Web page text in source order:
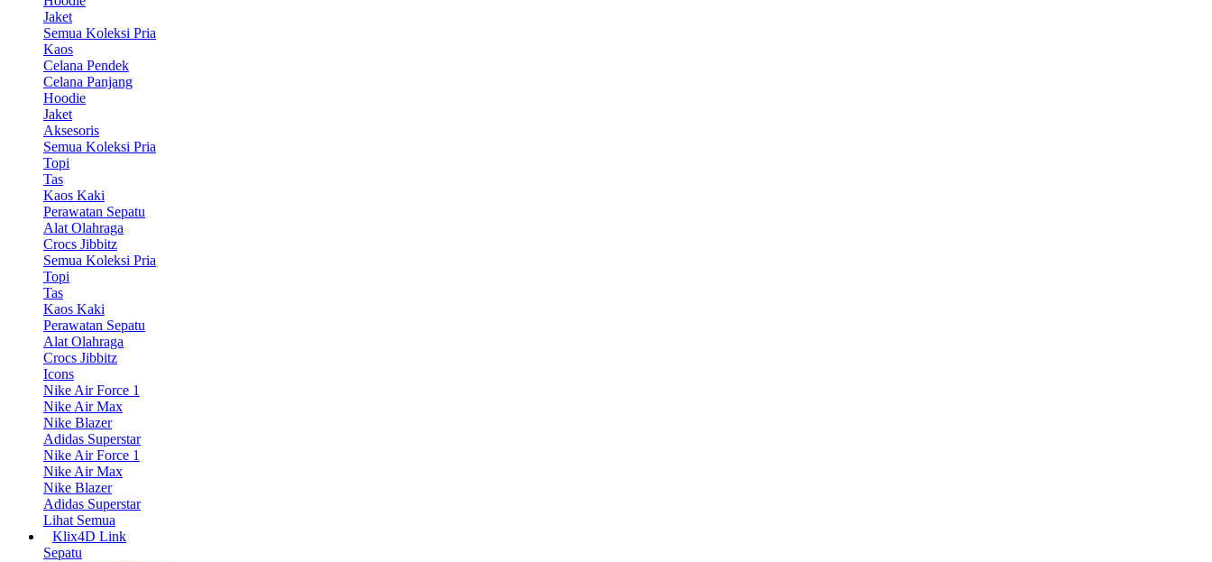
Jaket
Semua Koleksi Pria
Kaos
Celana Pendek
Celana Panjang
Hoodie
Jaket
Aksesoris
Semua Koleksi Pria
Topi
Tas
Kaos Kaki
Perawatan Sepatu
Alat Olahraga
Crocs Jibbitz
Semua Koleksi Pria
Topi
Tas
Kaos Kaki
Perawatan Sepatu
Alat Olahraga
Crocs Jibbitz
Icons
Nike Air Force 1
Nike Air Max
Nike Blazer
Adidas Superstar
Nike Air Force 1
Nike Air Max
Nike Blazer
Adidas Superstar
Lihat Semua
Klix4D Link
Sepatu